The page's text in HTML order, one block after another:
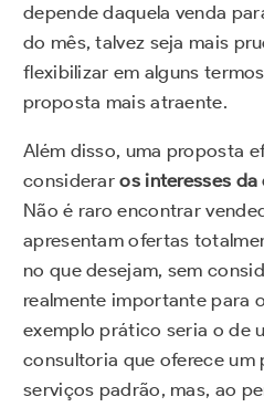
depende daquela venda
do mês, talvez seja mais
flexibilizar em alguns
proposta mais atraente.
Além disso, uma proposta
consideraros interesses
Não é raro encontrar
apresentam ofertas
no que desejam, sem
realmente importante para
exemplo prático seria o de
consultoria que oferece um
serviços padrão, mas, ao